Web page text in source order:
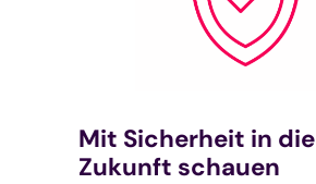
Mit Sicherheit in die
Zukunft schauen